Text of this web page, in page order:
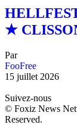
★
Par
FooFree
15 juillet 2026
Suivez-nous
© Foxiz News
Reserved.